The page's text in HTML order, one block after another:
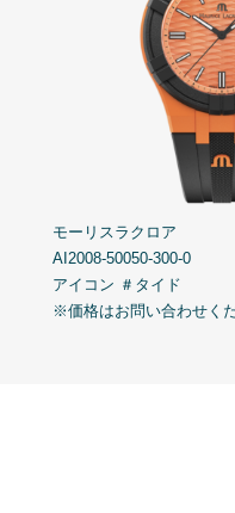
モーリスラクロア
AI2008-50050-300-0
アイコン ＃タイド
※価格はお問い合わせく